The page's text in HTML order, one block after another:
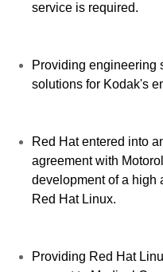
service is required.
Providing engineering
solutions for Kodak's
Red Hat entered into
agreement with
development of a high
Red Hat Linux.
Providing Red Hat